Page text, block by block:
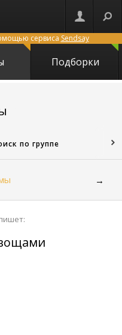
сервиса Sendsay
Подборки
по группе
→